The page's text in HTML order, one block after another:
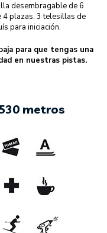
desembragable de 6
plazas, 3 telesillas de
para iniciación.
para que tengas una
en nuestras pistas.
metros